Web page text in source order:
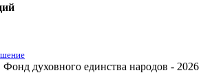
духовного единства народов - 2026